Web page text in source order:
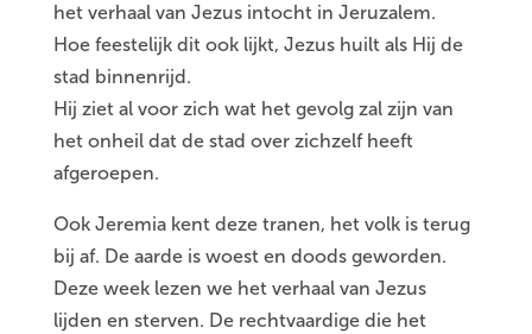
het verhaal van Jezus intocht in Jeruzalem.
Hoe feestelijk dit ook lijkt, Jezus huilt als Hij de
stad binnenrijd.
Hij ziet al voor zich wat het gevolg zal zijn van
het onheil dat de stad over zichzelf heeft
afgeroepen.
Ook Jeremia kent deze tranen, het volk is terug
bij af. De aarde is woest en doods geworden.
Deze week lezen we het verhaal van Jezus
lijden en sterven. De rechtvaardige die het